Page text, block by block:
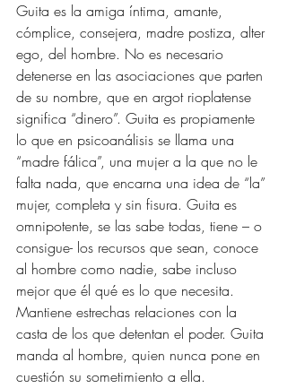
Guita es la amiga íntima, amante,
cómplice, consejera, madre postiza, alter
ego, del hombre. No es necesario
detenerse en las asociaciones que parten
de su nombre, que en argot rioplatense
significa “dinero”. Guita es propiamente
lo que en psicoanálisis se llama una
“madre fálica”, una mujer a la que no le
falta nada, que encarna una idea de “la”
mujer, completa y sin fisura. Guita es
omnipotente, se las sabe todas, tiene – o
consigue- los recursos que sean, conoce
al hombre como nadie, sabe incluso
mejor que él qué es lo que necesita.
Mantiene estrechas relaciones con la
casta de los que detentan el poder. Guita
manda al hombre, quien nunca pone en
cuestión su sometimiento a ella.